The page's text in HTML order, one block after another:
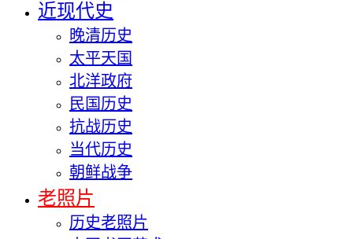
近现代史
晚清历史
太平天国
北洋政府
民国历史
抗战历史
当代历史
朝鲜战争
老照片
历史老照片